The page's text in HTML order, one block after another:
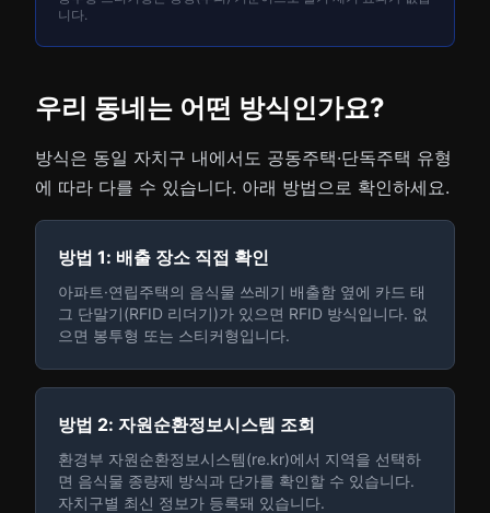
니다.
우리 동네는 어떤 방식인가요?
방식은 동일 자치구 내에서도 공동주택·단독주택 유형
에 따라 다를 수 있습니다. 아래 방법으로 확인하세요.
방법 1: 배출 장소 직접 확인
아파트·연립주택의 음식물 쓰레기 배출함 옆에 카드 태
그 단말기(RFID 리더기)가 있으면 RFID 방식입니다. 없
으면 봉투형 또는 스티커형입니다.
방법 2: 자원순환정보시스템 조회
환경부 자원순환정보시스템(re.kr)에서 지역을 선택하
면 음식물 종량제 방식과 단가를 확인할 수 있습니다.
자치구별 최신 정보가 등록돼 있습니다.